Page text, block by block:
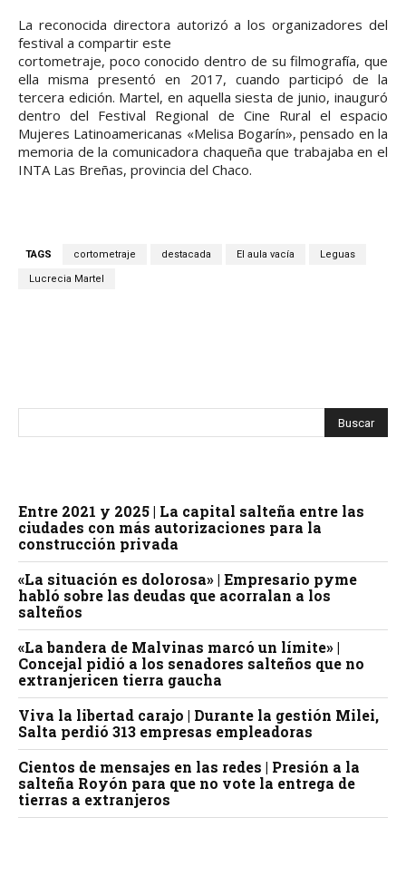
La reconocida directora autorizó a los organizadores del
festival a compartir este
cortometraje, poco conocido dentro de su filmografía, que
ella misma presentó en 2017, cuando participó de la
tercera edición. Martel, en aquella siesta de junio, inauguró
dentro del Festival Regional de Cine Rural el espacio
Mujeres Latinoamericanas «Melisa Bogarín», pensado en la
memoria de la comunicadora chaqueña que trabajaba en el
INTA Las Breñas, provincia del Chaco.
TAGS cortometraje destacada El aula vacía Leguas
Lucrecia Martel
Entre 2021 y 2025 | La capital salteña entre las
ciudades con más autorizaciones para la
construcción privada
«La situación es dolorosa» | Empresario pyme
habló sobre las deudas que acorralan a los
salteños
«La bandera de Malvinas marcó un límite» |
Concejal pidió a los senadores salteños que no
extranjericen tierra gaucha
Viva la libertad carajo | Durante la gestión Milei,
Salta perdió 313 empresas empleadoras
Cientos de mensajes en las redes | Presión a la
salteña Royón para que no vote la entrega de
tierras a extranjeros